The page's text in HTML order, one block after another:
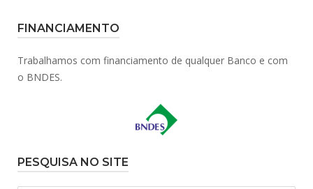
FINANCIAMENTO
Trabalhamos com financiamento de qualquer Banco e com
o BNDES.
PESQUISA NO SITE